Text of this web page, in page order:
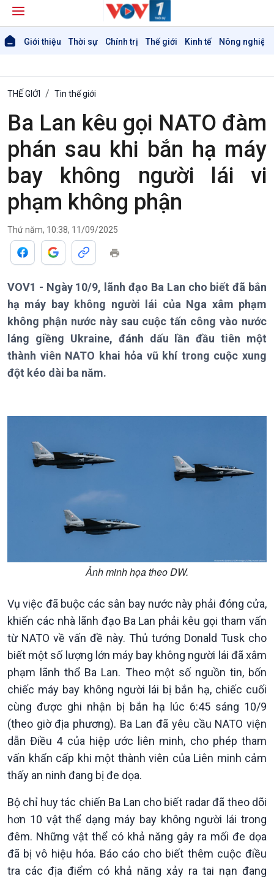
Giới thiệu Thời sự Chính trị Thế giới Kinh tế Nông nghiệp
Giới thiệu
Thời sự 18h
Thời sự 21h30
Chuyên mục
Theo dòng Thời sự
Quốc hội với cử tri
Xây dựng đảng
Nhận diện sự thật
Pháp luật và đời sống
Thế giới
bền
Kinh tế
Tin Kinh tế
Trước giờ mở cửa
Dòng chảy Kinh tế
Sức sống hàng Việt
Tuyên chiến với gian lận
thương mại
Nông nghiệp & Biển đảo
Tin Nông nghiệp & Biển
đảo
Mùa vàng
đảo
Tìm hiểu biển, đảo Việt
Nam
THẾ GIỚI Tin thế giới
Ba Lan kêu gọi NATO đàm
phán sau khi bắn hạ máy
bay không người lái vi
phạm không phận
Thứ năm, 10:38, 11/09/2025
VOV1 - Ngày 10/9, lãnh đạo Ba Lan cho biết đã bắn
hạ máy bay không người lái của Nga xâm phạm
không phận nước này sau cuộc tấn công vào nước
láng giềng Ukraine, đánh dấu lần đầu tiên một
thành viên NATO khai hỏa vũ khí trong cuộc xung
đột kéo dài ba năm.
Ảnh minh họa theo DW.
Vụ việc đã buộc các sân bay nước này phải đóng cửa,
khiến các nhà lãnh đạo Ba Lan phải kêu gọi tham vấn
từ NATO về vấn đề này. Thủ tướng Donald Tusk cho
biết một số lượng lớn máy bay không người lái đã xâm
phạm lãnh thổ Ba Lan. Theo một số nguồn tin, bốn
chiếc máy bay không người lái bị bắn hạ, chiếc cuối
cùng được ghi nhận bị bắn hạ lúc 6:45 sáng 10/9
(theo giờ địa phương). Ba Lan đã yêu cầu NATO viện
dẫn Điều 4 của hiệp ước liên minh, cho phép tham
vấn khẩn cấp khi một thành viên của Liên minh cảm
thấy an ninh đang bị đe dọa.
Bộ chỉ huy tác chiến Ba Lan cho biết radar đã theo dõi
hơn 10 vật thể dạng máy bay không người lái trong
đêm. Những vật thể có khả năng gây ra mối đe dọa
đã bị vô hiệu hóa. Báo cáo cho biết thêm cuộc điều
tra các địa điểm có khả năng xảy ra tai nạn đang